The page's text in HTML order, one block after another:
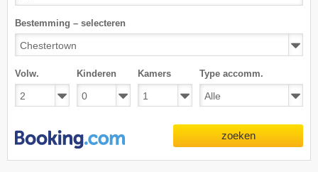
Bestemming – selecteren
Volw. Kinderen Kamers Type accomm.
zoeken